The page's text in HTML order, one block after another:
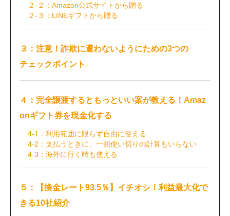
２-２：Amazon公式サイトから贈る
２-３：LINEギフトから贈る
３：注意！詐欺に遭わないようにための3つの
チェックポイント
４：完全譲渡するともっといい案が教える！Amaz
onギフト券を現金化する
4-1：利用範囲に限らず自由に使える
4-2：支払うときに、一回使い切りの計算もいらない
4-3：海外に行く時も使える
５：【換金レート93.5％】イチオシ！利益最大化で
きる10社紹介